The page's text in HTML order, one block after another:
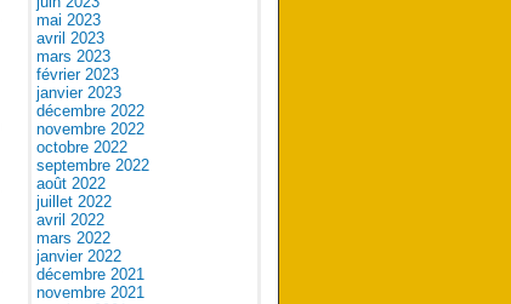
mai 2023
avril 2023
mars 2023
février 2023
janvier 2023
décembre 2022
novembre 2022
octobre 2022
septembre 2022
août 2022
juillet 2022
avril 2022
mars 2022
janvier 2022
décembre 2021
novembre 2021